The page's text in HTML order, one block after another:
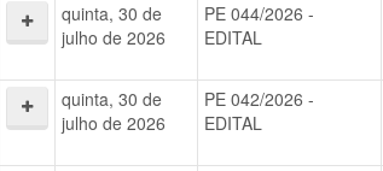
quinta, 30 de
julho de 2026
PE 044/2026 -
EDITAL
quinta, 30 de
julho de 2026
PE 042/2026 -
EDITAL